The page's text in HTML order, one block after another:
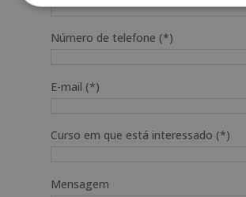
Número de telefone (*)
E-mail (*)
Curso em que está interessado (*)
Mensagem